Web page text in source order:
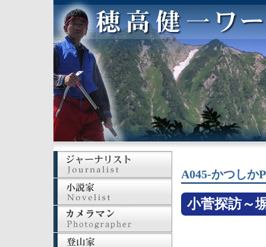
A045-かつしか
小菅探訪～